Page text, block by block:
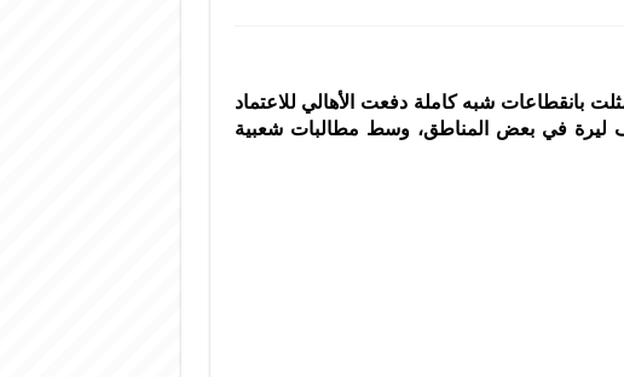
بانقطاعات شبه كاملة دفعت الأهالي للاعتماد
ألف ليرة في بعض المناطق، وسط مطالبات شعبية